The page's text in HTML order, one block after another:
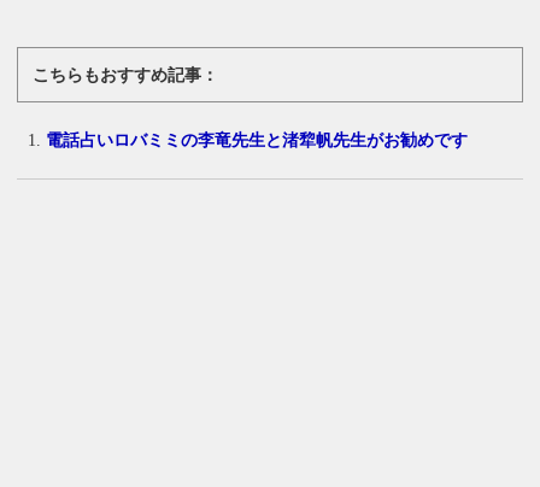
こちらもおすすめ記事：
電話占いロバミミの李竜先生と渚犂帆先生がお勧めです